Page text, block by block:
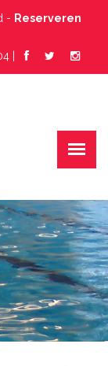
- Reserveren
|